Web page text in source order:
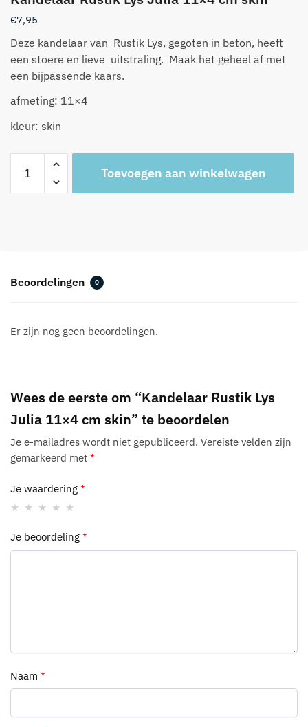
€7,95
Deze kandelaar van Rustik Lys, gegoten in beton, heeft
een stoere en lieve uitstraling. Maak het geheel af met
een bijpassende kaars.
afmeting: 11×4
kleur: skin
Kandelaar
Rustik
Lys
aantal
Toevoegen aan winkelwagen
Beoordelingen 0
Er zijn nog geen beoordelingen.
Wees de eerste om “Kandelaar Rustik Lys
Julia 11×4 cm skin” te beoordelen
Je e-mailadres wordt niet gepubliceerd. Vereiste velden zijn
gemarkeerd met *
Je waardering *
Je beoordeling *
Naam *